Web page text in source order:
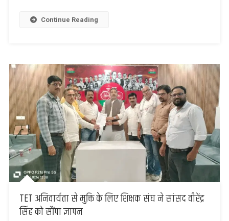
एक्सप्रेस
रुपये
बरामद
Continue Reading
TET अनिवार्यता से मुक्ति के लिए शिक्षक संघ ने सांसद वीरेंद्र
सिंह को सौंपा ज्ञापन